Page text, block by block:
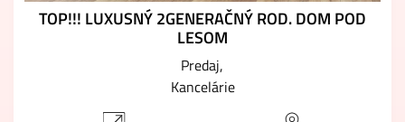
TOP!!! LUXUSNÝ 2GENERAČNÝ ROD. DOM POD
LESOM
Predaj
Kancelárie